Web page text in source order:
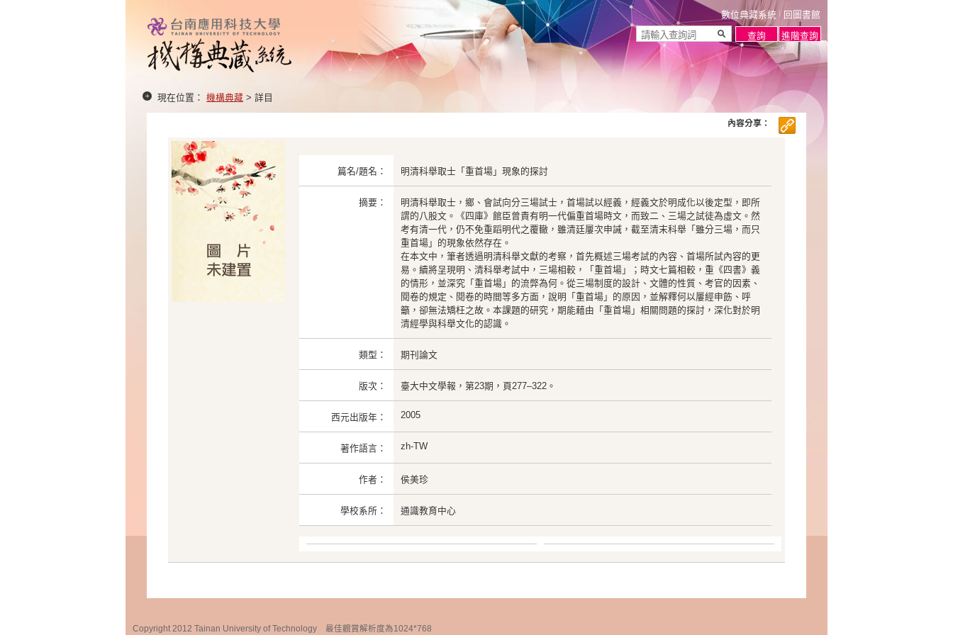
數位典藏系統 回圖書館
現在位置： 機構典藏 > 詳目
篇名/題名： 明清科舉取士「重首場」現象的探討
摘要：
明清科舉取士，鄉、會試向分三場試士，首場試以經義，經義文於明成化以後定型，即所
謂的八股文。《四庫》館臣曾責有明一代偏重首場時文，而致二、三場之試徒為虛文。然
考有清一代，仍不免重蹈明代之覆轍，雖清廷屢次申誡，截至清末科舉「雖分三場，而只
重首場」的現象依然存在。
在本文中，筆者透過明清科舉文獻的考察，首先概述三場考試的內容、首場所試內容的更
易。續將呈現明、清科舉考試中，三場相較，「重首場」；時文七篇相較，重《四書》義
的情形，並深究「重首場」的流弊為何。從三場制度的設計、文體的性質、考官的因素、
閱卷的規定、閱卷的時間等多方面，說明「重首場」的原因，並解釋何以屢經申飭、呼
籲，卻無法矯枉之故。本課題的研究，期能藉由「重首場」相關問題的探討，深化對於明
清經學與科舉文化的認識。
類型： 期刊論文
版次： 臺大中文學報，第23期，頁277–322。
西元出版年： 2005
著作語言： zh-TW
作者： 侯美珍
學校系所： 通識教育中心
內容分享：
Copyright 2012 Tainan University of Technology 最佳觀賞解析度為1024*768